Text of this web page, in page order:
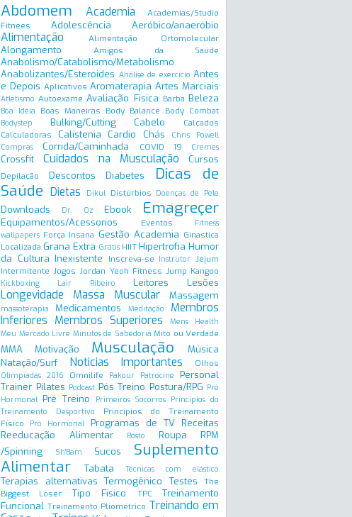
Abdomem Academia
Academias/Studio
Fitnees
Adolescência Aeróbico/anaeróbio
Alimentação Alimentação Ortomolecular
Alongamento Amigos da Saúde
Anabolismo/Catabolismo/Metabolismo
Anabolizantes/Esteroides Análise de exercício Antes
e Depois Aplicativos Aromaterapia Artes Marciais
Atletismo Autoexame Avaliação Fisica Barba Beleza
Boa Idéia Boas Maneiras Body Balance Body Combat
Bodystep Bulking/Cutting Cabelo
Calçados
Calculadoras
Calistenia Cardio Chás
Chris Powell
Compras
Corrida/Caminhada COVID 19 Cremes
Crossfit Cuidados na Musculação Cursos
Depilação Descontos Diabetes
Dicas de
Saúde Dietas Dikul Distúrbios Doenças de Pele
Downloads Dr. Oz Ebook Emagreçer
Equipamentos/Acessorios Eventos
Fitness
wallpapers Força Insana Gestão Academia Ginastica
Localizada Grana Extra Grátis HIITHipertrofia Humor
da Cultura Inexistente
Inscreva-se Instrutor Jejum
Intermitente Jogos Jordan Yeoh Fitness Jump Kangoo
Kickboxing Lair Ribeiro Leitores Lesões
Longevidade Massa Muscular Massagem
massoterapia Medicamentos Meditação
Membros
Inferiores Membros Superiores
Mens Health
Meu Mercado Livre Minutos de Sabedoria Mito ou Verdade
MMA Motivação Musculação
Música
Natação/Surf
Noticias Importantes Olhos
Olimpíadas 2016 Omnilife Pakour Patrocine
Personal
Trainer Pilates Podcast Pós Treino Postura/RPG Pré
Hormonal Pré Treino Primeiros Socorros
Princípios do
Treinamento Desportivo
Princípios do Treinamento
Físico
Pró Hormonal Programas de TV Receitas
Reeducação Alimentar
Rosto Roupa
RPM
/Spinning
Sh'Bam Sucos
Suplemento
Alimentar
Tabata Técnicas com elástico
Terapias alternativas Termogênico Testes
The
Biggest Loser
Tipo Fisico TPC
Treinamento
Funcional Treinamento Pliométrico Treinando em